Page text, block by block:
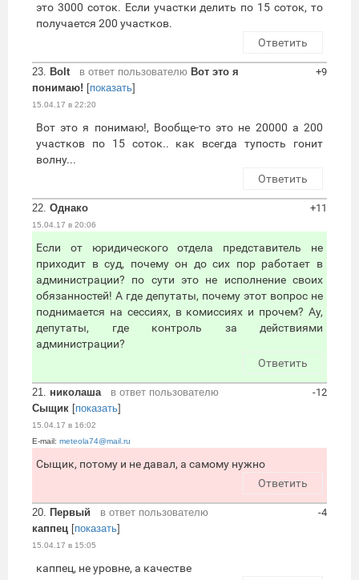
это 3000 соток. Если участки делить по 15 соток, то
получается 200 участков.
Ответить
23. Bolt в ответ пользователю Вот это я
понимаю! [показать]
15.04.17 в 22:20
+9
Вот это я понимаю!, Вообще-то это не 20000 а 200
участков по 15 соток.. как всегда тупость гонит
волну...
Ответить
22. Однако
15.04.17 в 20:06
+11
Если от юридического отдела представитель не
приходит в суд, почему он до сих пор работает в
администрации? по сути это не исполнение своих
обязанностей! А где депутаты, почему этот вопрос не
поднимается на сессиях, в комиссиях и прочем? Ау,
депутаты, где контроль за действиями
администрации?
Ответить
21. николаша
в ответ пользователю
Сыщик [показать]
15.04.17 в 16:02
E-mail: meteola74@mail.ru
-12
Сыщик, потому и не давал, а самому нужно
Ответить
20. Первый
в ответ пользователю
каппец [показать]
15.04.17 в 15:05
-4
каппец, не уровне, а качестве